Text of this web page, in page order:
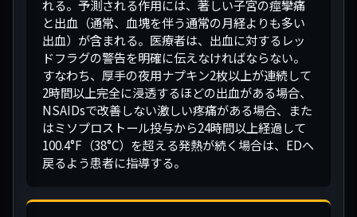
れる。予測される作用には、著しい子宮の痙攣痛
と出血（通常、血塊を伴う通常の月経よりも多い
出血）が含まれる。医療者は、出血に対するレッ
ドフラグの警告を明確に伝えなければならない。
すなわち、厚手の夜用ナプキン2枚以上が連続して
2時間以上完全に浸透するほどの出血がある場合、
NSAIDsで改善しない激しい疼痛がある場合、また
はミソプロストール投与から24時間以上経過して
100.4°F（38°C）を超える発熱が続く場合は、EDへ
戻るよう患者に指導する。